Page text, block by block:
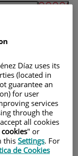
Díaz uses its
(located in
guarantee an
for user
services
through the
all cookies
" or
this Settings. For
de Cookies